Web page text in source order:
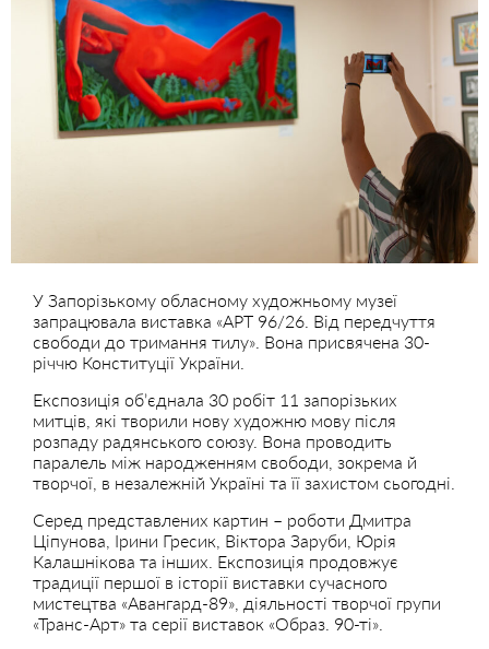
У Запорізькому обласному художньому музеї
запрацювала виставка «АРТ 96/26. Від передчуття
свободи до тримання тилу». Вона присвячена 30-
річчю Конституції України.
Експозиція обʼєднала 30 робіт 11 запорізьких
митців, які творили нову художню мову після
розпаду радянського союзу. Вона проводить
паралель між народженням свободи, зокрема й
творчої, в незалежній Україні та її захистом сьогодні.
Серед представлених картин – роботи Дмитра
Ціпунова, Ірини Гресик, Віктора Заруби, Юрія
Калашнікова та інших. Експозиція продовжує
традиції першої в історії виставки сучасного
мистецтва «Авангард-89», діяльності творчої групи
«Транс-Арт» та серії виставок «Образ. 90-ті».